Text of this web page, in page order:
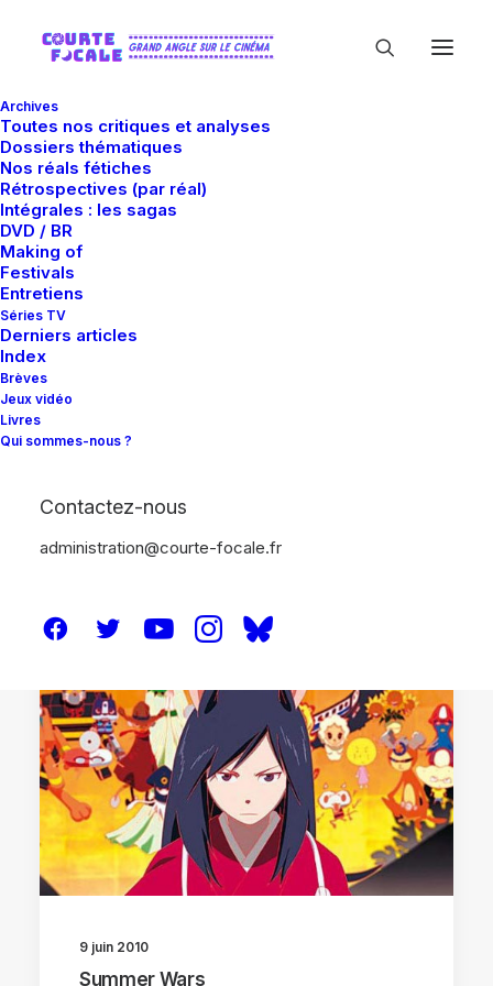
Archives
Toutes nos critiques et analyses
Dossiers thématiques
Nos réals fétiches
Rétrospectives (par réal)
Intégrales : les sagas
DVD / BR
Making of
Festivals
Entretiens
Séries TV
Derniers articles
Index
Brèves
Jeux vidéo
Livres
Qui sommes-nous ?
Contactez-nous
administration@courte-focale.fr
9 juin 2010
Summer Wars